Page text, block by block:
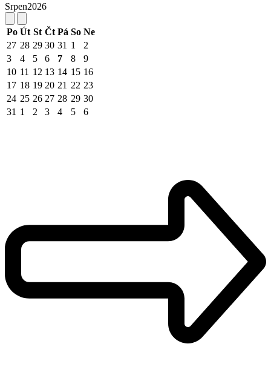
Srpen2026
Po Út St Čt Pá So Ne
27 28 29 30 31 1
2
3
4 5 6 7 8
9
10 11 12 13 14 15 16
17 18 19 20 21 22 23
24 25 26 27 28 29 30
31 1 2 3 4 5 6